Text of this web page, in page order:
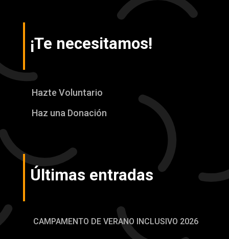
¡Te necesitamos!
Hazte Voluntario
Haz una Donación
Últimas entradas
CAMPAMENTO DE VERANO INCLUSIVO 2026